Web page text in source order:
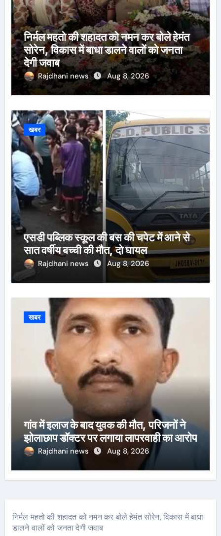
निर्मल महतो की शहादत को नमन कर बोले हेमंत
सोरेन, विकास में बाधा डालने वालों को जनता
देगी जवाब
Rajdhani news Aug 8, 2026
खबर
एसडी पब्लिक स्कूल की बस की चपेट में आने से
सात वर्षीय बच्ची की मौत, दो घायल
Rajdhani news Aug 8, 2026
खबर
गांव में इलाज के बाद युवक की मौत, परिजनों ने
झोलाछाप डॉक्टर पर लगाया लापरवाही का आरोप
Rajdhani news Aug 8, 2026
निर्मल महतो की शहादत को नमन कर बोले हेमंत सोरेन, विकास में बाधा
डालने वालों को जनता देगी जवाब